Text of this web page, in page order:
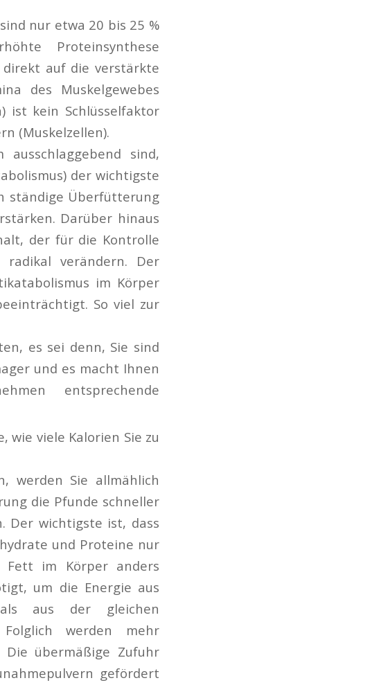
nur etwa 20 bis 25 %
Proteinsynthese
direkt auf die verstärkte
des Muskelgewebes
ist kein Schlüsselfaktor
(Muskelzellen).
sind,
der wichtigste
ständige Überfütterung
Darüber hinaus
der für die Kontrolle
verändern. Der
im Körper
So viel zur
es sei denn, Sie sind
und es macht Ihnen
entsprechende
wie viele Kalorien Sie zu
werden Sie allmählich
die Pfunde schneller
Der wichtigste ist, dass
und Proteine nur
Fett im Körper anders
um die Energie aus
aus der gleichen
Folglich werden mehr
Die übermäßige Zufuhr
gefördert